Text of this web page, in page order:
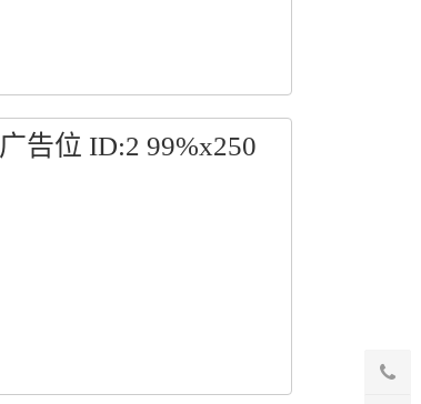
广告位 ID:2 99%x250